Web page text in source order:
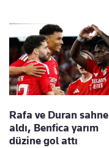
Rafa ve Duran sahne
aldı, Benfica yarım
düzine gol attı